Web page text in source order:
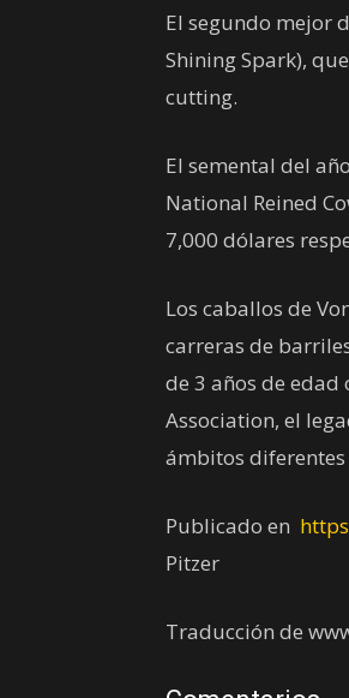
El segundo mejor
Shining Spark),
cutting.
El semental del
National Reined
7,000 dólares
Los caballos de
carreras de
de 3 años de edad
Association, el
ámbitos
Publicado en
Pitzer
Traducción de